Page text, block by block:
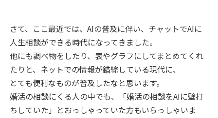
さて、ここ最近では、AIの普及に伴い、チャットでAIに
人生相談ができる時代になってきました。
他にも調べ物をしたり、表やグラフにしてまとめてくれ
たりと、ネットでの情報が錯綜している現代に、
とても便利なものが普及したなと思います。
婚活の相談にくる人の中でも、「婚活の相談をAIに壁打
ちしていた」とおっしゃっていた方もいらっしゃいま